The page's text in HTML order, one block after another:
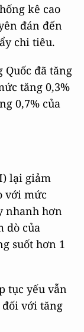
kê cao
đán đến
chi tiêu.
Quốc đã tăng
tăng 0,3%
0,7% của
lại giảm
với mức
nhanh hơn
dò của
suốt hơn 1
tục yếu vẫn
với tăng